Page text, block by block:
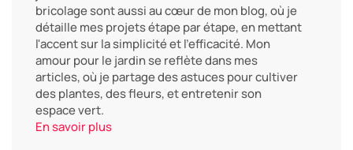
bricolage sont aussi au cœur de mon blog, où je
détaille mes projets étape par étape, en mettant
l'accent sur la simplicité et l'efficacité. Mon
amour pour le jardin se reflète dans mes
articles, où je partage des astuces pour cultiver
des plantes, des fleurs, et entretenir son
espace vert.
En savoir plus